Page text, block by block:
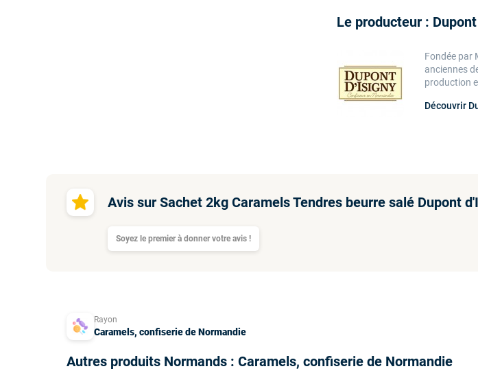
Le producteur :
Fondée par
anciennes
production
Découvrir
Avis sur Sachet 2kg Caramels Tendres beurre salé Dupont
Soyez le premier à donner votre avis !
Rayon
Caramels, confiserie de Normandie
Autres produits Normands : Caramels, confiserie de Normandie